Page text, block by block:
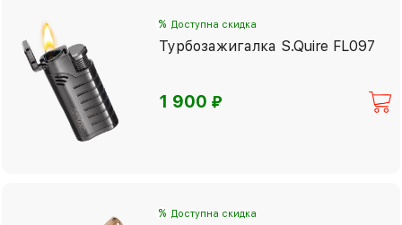
% Доступна скидка
Турбозажигалка S.Quire FL097
1 900⃏
% Доступна скидка